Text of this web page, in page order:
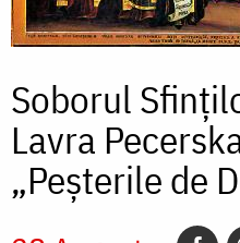
Soborul
Lavra
„Peșterile de